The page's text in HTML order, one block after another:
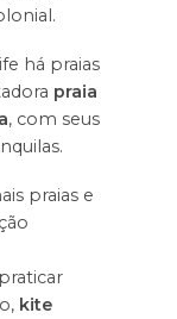
há praias
praia
, com seus
praias e
kite